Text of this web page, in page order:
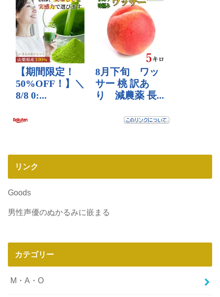
リンク
Goods
男性声優のぬかるみに嵌まる
カテゴリー
M・A・O